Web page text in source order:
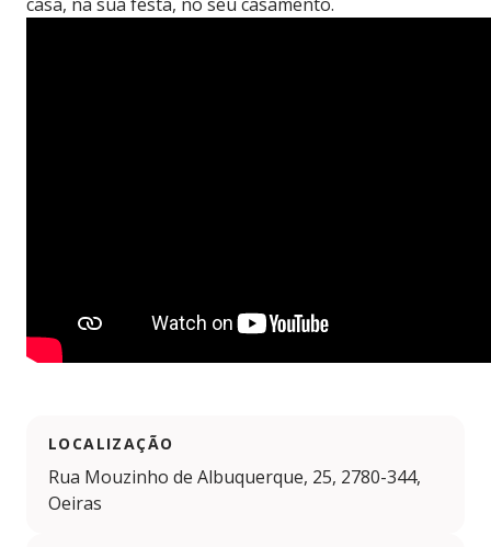
LOCALIZAÇÃO
Rua Mouzinho de Albuquerque, 25, 2780-344,
Oeiras